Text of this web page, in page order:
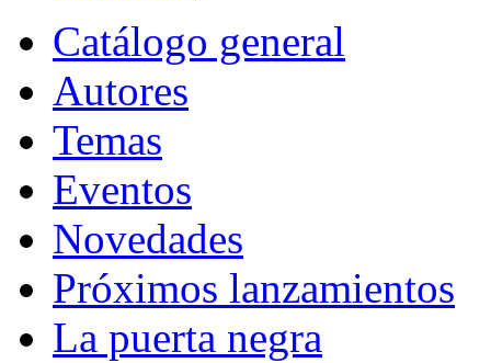
Catálogo general
Autores
Temas
Eventos
Novedades
Próximos lanzamientos
La puerta negra